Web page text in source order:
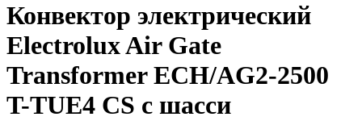
Конвектор электрический
Electrolux Air Gate
Transformer ECH/AG2-2500
T-TUE4 CS с шасси